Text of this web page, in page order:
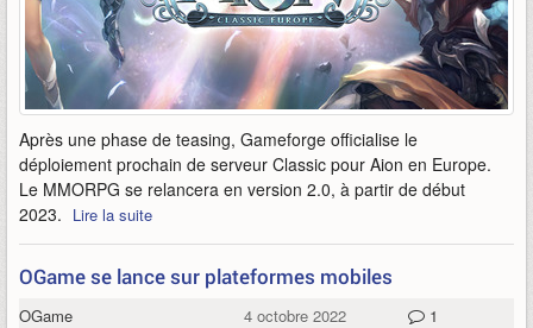
Après une phase de teasing, Gameforge officialise le
déploiement prochain de serveur Classic pour Aion en Europe.
Le MMORPG se relancera en version 2.0, à partir de début
2023. Lire la suite
OGame se lance sur plateformes mobiles
OGame 4 octobre 2022 1